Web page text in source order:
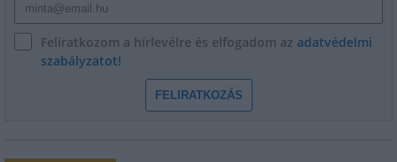
Feliratkozom a hírlevélre és elfogadom az adatvédelmi
szabályzatot!
FELIRATKOZÁS